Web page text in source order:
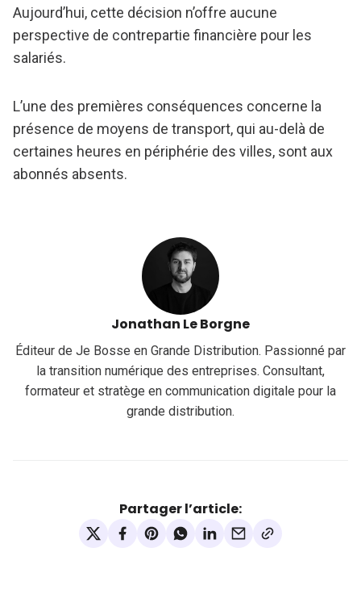
Aujourd’hui, cette décision n’offre aucune
perspective de contrepartie financière pour les
salariés.
L’une des premières conséquences concerne la
présence de moyens de transport, qui au-delà de
certaines heures en périphérie des villes, sont aux
abonnés absents.
Jonathan Le Borgne
Éditeur de Je Bosse en Grande Distribution. Passionné par
la transition numérique des entreprises. Consultant,
formateur et stratège en communication digitale pour la
grande distribution.
Partager l’article: